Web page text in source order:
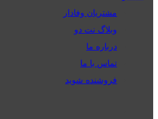
مشتریان وفادار
وبلاگ نت دو
درباره ما
تماس با ما
فروشنده شوید